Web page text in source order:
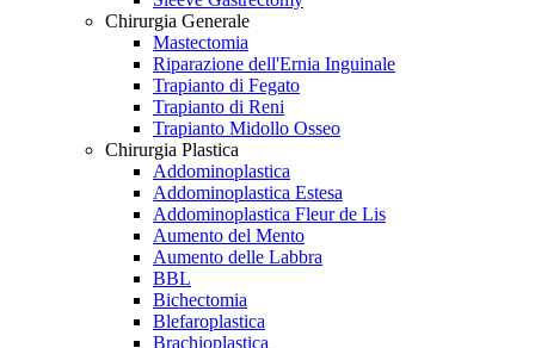
Chirurgia Generale
Mastectomia
Riparazione dell'Ernia Inguinale
Trapianto di Fegato
Trapianto di Reni
Trapianto Midollo Osseo
Chirurgia Plastica
Addominoplastica
Addominoplastica Estesa
Addominoplastica Fleur de Lis
Aumento del Mento
Aumento delle Labbra
BBL
Bichectomia
Blefaroplastica
Brachioplastica